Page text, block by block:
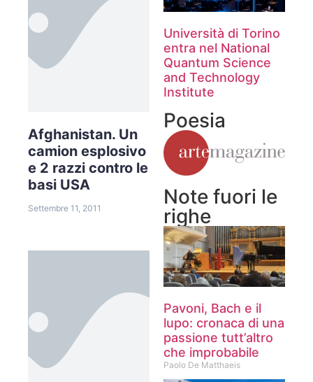
Afghanistan. Un
camion esplosivo
e 2 razzi contro le
basi USA
Settembre 11, 2011
Università di Torino
entra nel National
Quantum Science
and Technology
Institute
Poesia
Note fuori le
righe
Pavoni, Bach e il
lupo: cronaca di una
passione tutt’altro
che improbabile
Paolo De Matthaeis